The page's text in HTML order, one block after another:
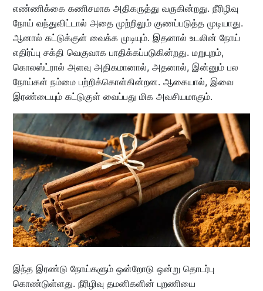
எண்ணிக்கை கணிசமாக அதிகருத்து வருகின்றது. நீரிழிவு
நோய் வந்துவிட்டால் அதை முற்றிலும் குணப்படுத்த முடியாது.
ஆனால் கட்டுக்குள் வைக்க முடியும். இதனால் உடலின் நோய்
எதிர்ப்பு சக்தி வெகுவாக பாதிக்கப்படுகின்றது. மறுபுறம்,
கொலஸ்ட்ரால் அளவு அதிகமானால், அதனால், இன்னும் பல
நோய்கள் நம்மை பற்றிக்கொள்கின்றன. ஆகையால், இவை
இரண்டையும் கட்டுகுள் வைப்பது மிக அவசியமாகும்.
இந்த இரண்டு நோய்களும் ஒன்றோடு ஒன்று தொடர்பு
கொண்டுள்ளது. நீரிழிவு தமனிகளின் புறணியை